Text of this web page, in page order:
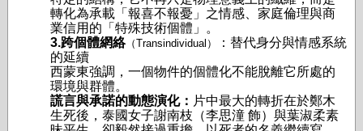
轉化為承載「報喜不報憂」之情感、家庭倫理與商
業信用的「特殊技術個體」。
3.跨個體網絡（Transindividual）
：替代身分與情感系統
的延續
西蒙東強調，一個物件的個體化不能脫離它所處的
環境與群體。
謊言與承諾的動態演化： 片中最大的轉折在於鄭木
生死後，泰國女子謝南枝（李思潼 飾）與葉淑柔素